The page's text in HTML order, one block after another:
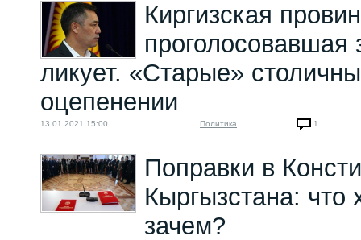
Киргизская
ликует. «Старые»
оцепенении
13.01.2021 15:00 Политика 1
Поправки в
Кыргызстана: что
зачем?